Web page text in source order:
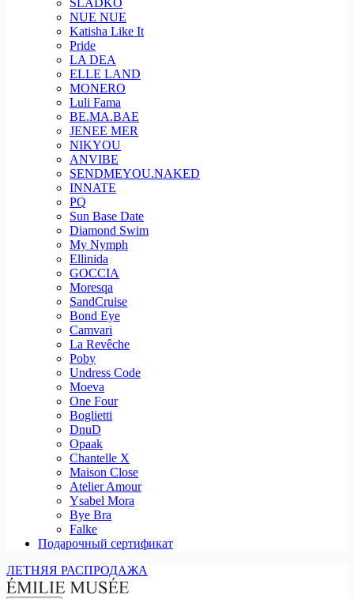
SLADKO
NUE NUE
Katisha Like It
Pride
LA DEA
ELLE LAND
MONERO
Luli Fama
BE.MA.BAE
JENEE MER
NIKYOU
ANVIBE
SENDMEYOU.NAKED
INNATE
PQ
Sun Base Date
Diamond Swim
My Nymph
Ellinida
GOCCIA
Moresqa
SandCruise
Bond Eye
Camvari
La Revêche
Poby
Undress Code
Moeva
One Four
Boglietti
DnuD
Opaak
Chantelle X
Maison Close
Atelier Amour
Ysabel Mora
Bye Bra
Falke
Подарочный сертификат
ЛЕТНЯЯ РАСПРОДАЖА